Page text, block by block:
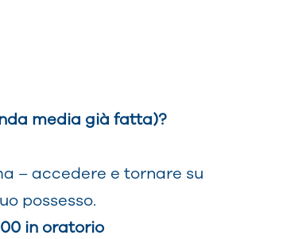
media già fatta)?
– accedere e tornare su
possesso.
in oratorio